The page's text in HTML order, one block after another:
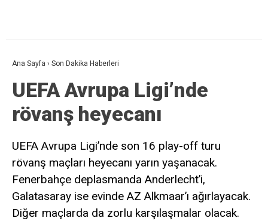
Ana Sayfa › Son Dakika Haberleri
UEFA Avrupa Ligi’nde
rövanş heyecanı
UEFA Avrupa Ligi’nde son 16 play-off turu
rövanş maçları heyecanı yarın yaşanacak.
Fenerbahçe deplasmanda Anderlecht’i,
Galatasaray ise evinde AZ Alkmaar’ı ağırlayacak.
Diğer maçlarda da zorlu karşılaşmalar olacak.